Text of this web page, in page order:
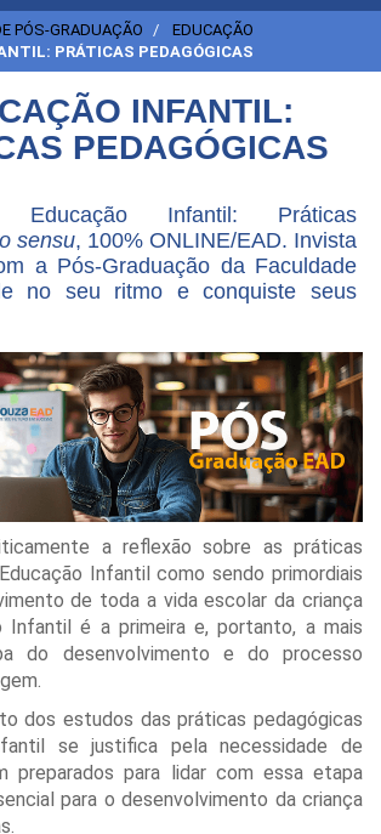
PÓS-GRADUAÇÃO
EDUCAÇÃO
PRÁTICAS PEDAGÓGICAS
INFANTIL:
PEDAGÓGICAS
Educação Infantil: Práticas
sensu, 100% ONLINE/EAD. Invista
a Pós-Graduação da Faculdade
no seu ritmo e conquiste seus
a reflexão sobre as práticas
Infantil como sendo primordiais
de toda a vida escolar da criança
Infantil é a primeira e, portanto, a mais
do desenvolvimento e do processo
dos estudos das práticas pedagógicas
se justifica pela necessidade de
preparados para lidar com essa etapa
para o desenvolvimento da criança